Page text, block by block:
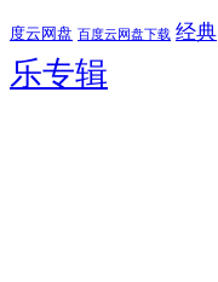
度云网盘 百度云网盘下载 经典
乐专辑